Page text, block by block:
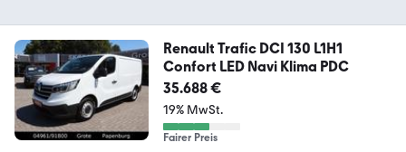
Renault Trafic DCI 130 L1H1
Confort LED Navi Klima PDC
35.688 €
19% MwSt.
Fairer Preis